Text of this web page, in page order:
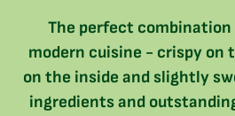
The perfect
modern cuisine - crispy on
on the inside and slightly
ingredients and